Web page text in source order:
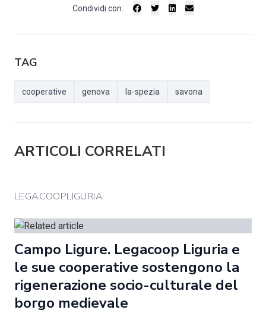
Condividi con:
TAG
cooperative genova la-spezia savona
ARTICOLI CORRELATI
LEGACOOPLIGURIA
Campo Ligure. Legacoop Liguria e
le sue cooperative sostengono la
rigenerazione socio-culturale del
borgo medievale